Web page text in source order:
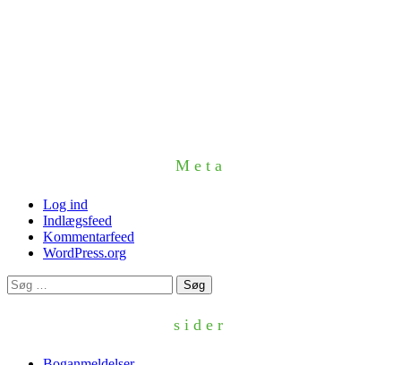
Meta
Log ind
Indlægsfeed
Kommentarfeed
WordPress.org
Søg
efter:
sider